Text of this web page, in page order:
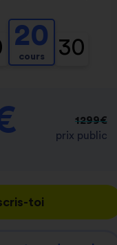
20
cours 30
1299€
prix public
toi